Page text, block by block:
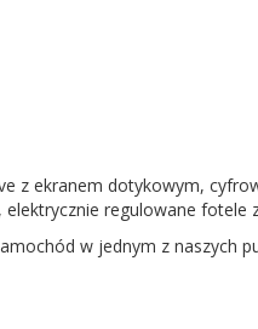
z ekranem dotykowym,
regulowane fotele
w jednym z naszych